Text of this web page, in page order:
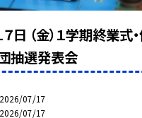
７日 （金）１学期終業式
抽選発表会
2026/07/17
2026/07/17